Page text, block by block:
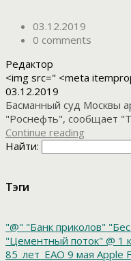
03.12.2019
0 comments
Редактор
<img src=" <meta
03.12.2019
Басманный суд Москвы
"Роснефть", сообщает
Continue reading
Найти:
Тэги
"@" "Банк приколов"
"Цементный поток" @ 1
85_лет_ЕАО 9 мая Apple